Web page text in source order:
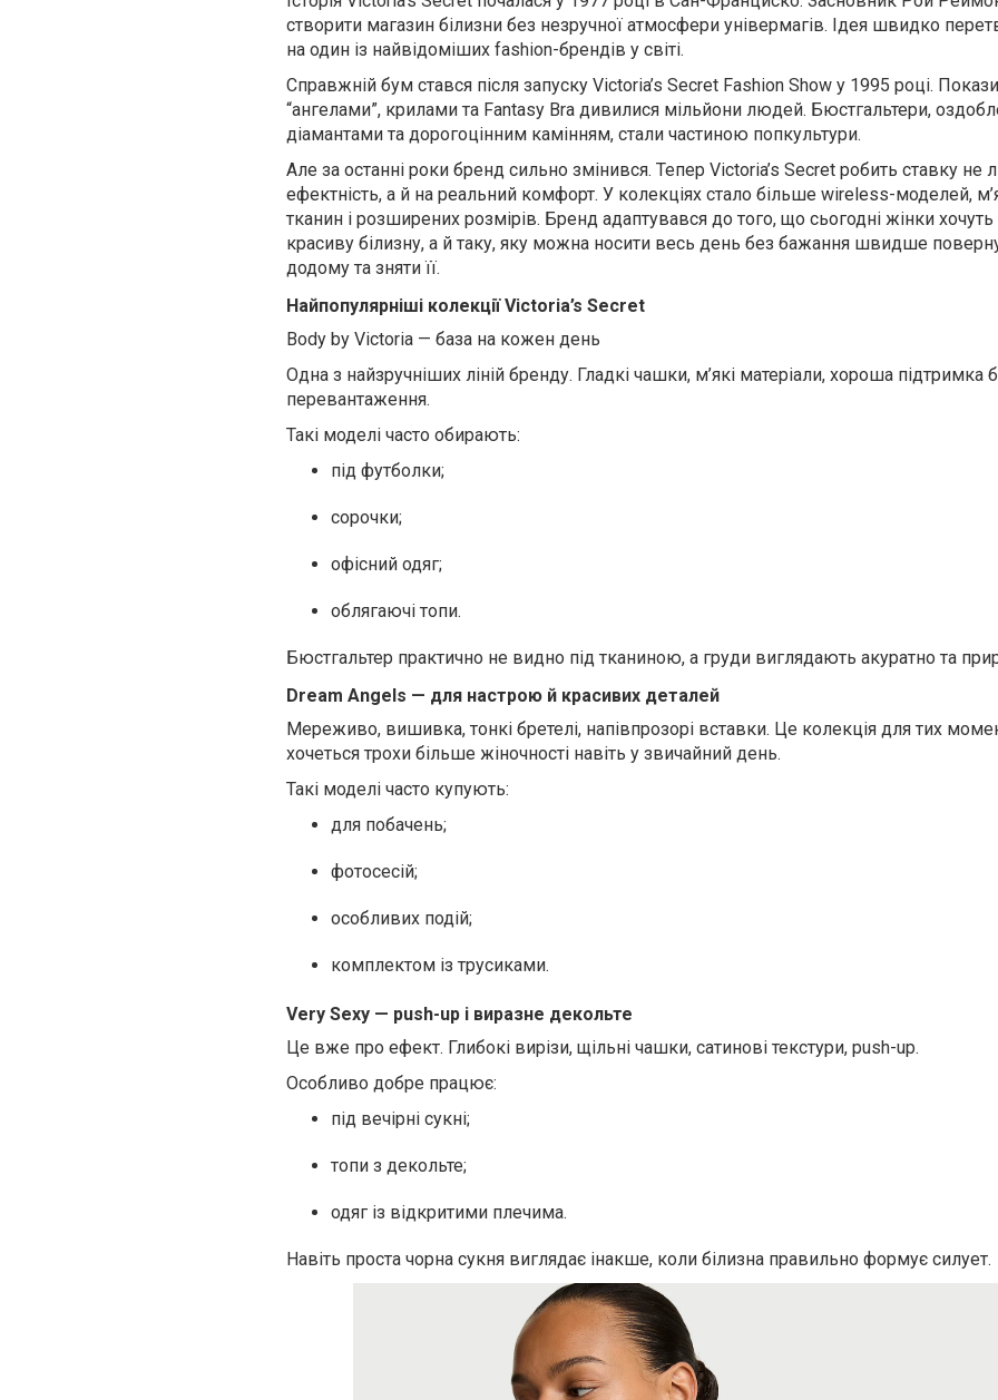
створити магазин білизни без незручної атмосфери універмагів. Ідея швидко
на один із найвідоміших fashion-брендів у світі.
Справжній бум стався після запуску Victoria’s Secret Fashion Show у 1995 році.
“ангелами”, крилами та Fantasy Bra дивилися мільйони людей. Бюстгальтери,
діамантами та дорогоцінним камінням, стали частиною попкультури.
Але за останні роки бренд сильно змінився. Тепер Victoria’s Secret робить ставку не
ефектність, а й на реальний комфорт. У колекціях стало більше wireless-моделей,
тканин і розширених розмірів. Бренд адаптувався до того, що сьогодні жінки
красиву білизну, а й таку, яку можна носити весь день без бажання швидше
додому та зняти її.
Найпопулярніші колекції Victoria’s Secret
Body by Victoria — база на кожен день
Одна з найзручніших ліній бренду. Гладкі чашки, м’які матеріали, хороша підтримка
перевантаження.
Такі моделі часто обирають:
під футболки;
сорочки;
офісний одяг;
облягаючі топи.
Бюстгальтер практично не видно під тканиною, а груди виглядають акуратно та
Dream Angels — для настрою й красивих деталей
Мереживо, вишивка, тонкі бретелі, напівпрозорі вставки. Це колекція для тих
хочеться трохи більше жіночності навіть у звичайний день.
Такі моделі часто купують:
для побачень;
фотосесій;
особливих подій;
комплектом із трусиками.
Very Sexy — push-up і виразне декольте
Це вже про ефект. Глибокі вирізи, щільні чашки, сатинові текстури, push-up.
Особливо добре працює:
під вечірні сукні;
топи з декольте;
одяг із відкритими плечима.
Навіть проста чорна сукня виглядає інакше, коли білизна правильно формує силует.